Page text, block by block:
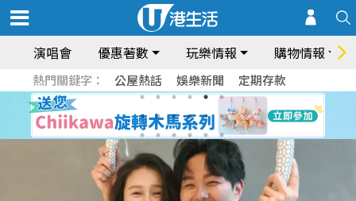
演唱會 優惠著數 玩樂情報 購物情報
熱門關鍵字： 公屋熱話 娛樂新聞 定期存款